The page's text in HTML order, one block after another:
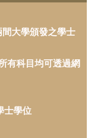
大學頒發之學士
有科目均可透過網
士學位